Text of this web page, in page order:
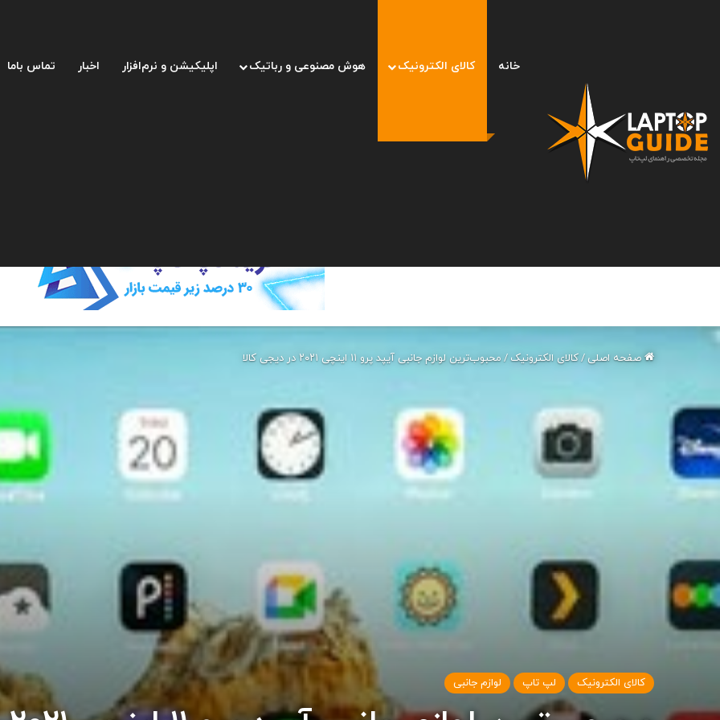
خانه کالای الکترونیک هوش مصنوعی و رباتیک اپلیکیشن و نرم‌افزار اخبار تماس باما
صفحه اصلی/کالای الکترونیک/محبوب‌ترین لوازم جانبی آیپد پرو ۱۱ اینچی ۲۰۲۱ در دیجی کالا
کالای الکترونیک لپ تاپ لوازم جانبی